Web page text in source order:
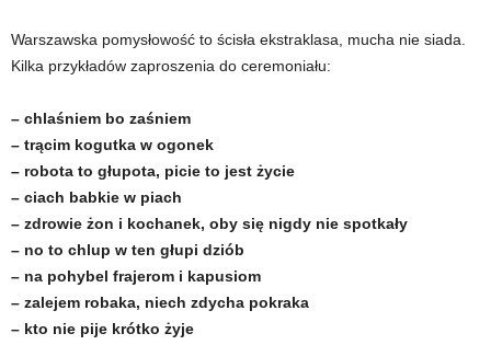
Warszawska pomysłowość to ścisła ekstraklasa, mucha nie siada.
Kilka przykładów zaproszenia do ceremoniału:
– chlaśniem bo zaśniem
– trącim kogutka w ogonek
– robota to głupota, picie to jest życie
– ciach babkie w piach
– zdrowie żon i kochanek, oby się nigdy nie spotkały
– no to chlup w ten głupi dziób
– na pohybel frajerom i kapusiom
– zalejem robaka, niech zdycha pokraka
– kto nie pije krótko żyje